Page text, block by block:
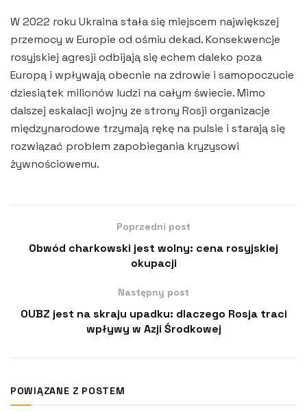
W 2022 roku Ukraina stała się miejscem największej
przemocy w Europie od ośmiu dekad. Konsekwencje
rosyjskiej agresji odbijają się echem daleko poza
Europą i wpływają obecnie na zdrowie i samopoczucie
dziesiątek milionów ludzi na całym świecie. Mimo
dalszej eskalacji wojny ze strony Rosji organizacje
międzynarodowe trzymają rękę na pulsie i starają się
rozwiązać problem zapobiegania kryzysowi
żywnościowemu.
Poprzedni post
Obwód charkowski jest wolny: cena rosyjskiej
okupacji
Następny post
OUBZ jest na skraju upadku: dlaczego Rosja traci
wpływy w Azji Środkowej
POWIĄZANE Z POSTEM